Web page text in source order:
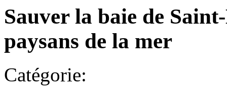
Sauver la baie de
paysans de la mer
Catégorie: